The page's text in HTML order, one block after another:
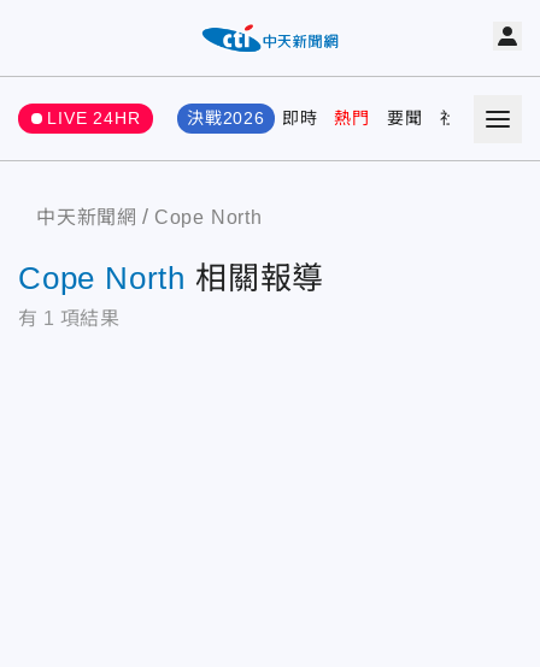
LIVE 24HR 決戰2026 即時 熱門 要聞 社會 娛樂
中天新聞網 Cope North
Cope North 相關報導
有 1 項結果